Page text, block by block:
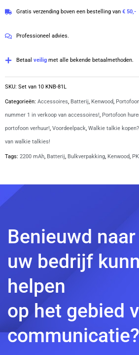
mAh
de
en
TK-
3601D
BULKVERPAKKING
|
KNB-
81L
aantal
Gratis verzending boven een bestelling van € 50,-
Professioneel advies.
Betaal veilig met alle bekende betaalmethoden.
SKU: Set van 10 KNB-81L
Categorieën: Accessoires, Batterij, Kenwood,
nummer 1 in verkoop van accessoires!, Portofoon
portofoon verhuur!, Voordeelpack, Walkie talkie
van walkie talkies!
Tags: 2200 mAh, Batterij, Bulkverpakking, Kenwood,
Benieuwd
uw bedrijf
helpen
op het gebied
communicatie?